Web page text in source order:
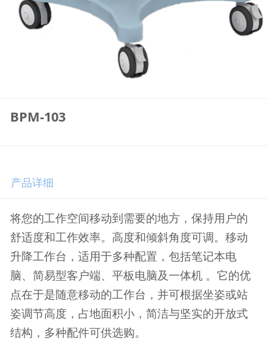
BPM-103
产品详细
将您的工作空间移动到需要的地方，保持用户的
舒适度和工作效率。高度和倾斜角度可调。移动
升降工作台， 适用于多种配置，包括笔记本电
脑、简易型客户端、平板电脑及一体机 。它的优
点在于是随意移动的工作台，并可根据坐姿或站
姿调节高度，占地面积小，简洁与坚实的开放式
结构，多种配件可供选购。